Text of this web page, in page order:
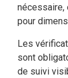
nécessaire,
pour
Les
sont
de suivi